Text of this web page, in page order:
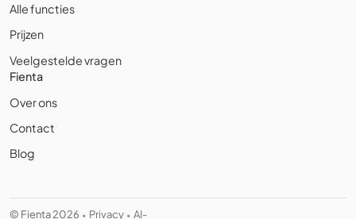
Alle functies
Prijzen
Veelgestelde vragen
Fienta
Over ons
Contact
Blog
© Fienta 2026 • Privacy • AI-